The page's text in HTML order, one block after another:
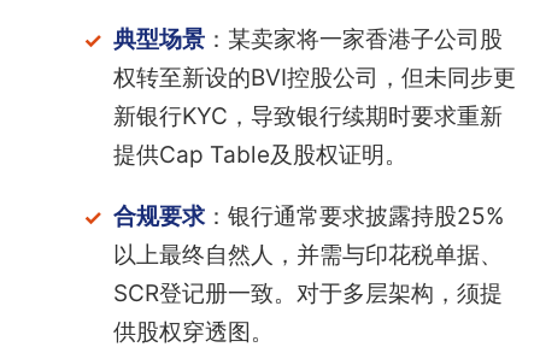
典型场景：某卖家将一家香港子公司股
权转至新设的BVI控股公司，但未同步更
新银行KYC，导致银行续期时要求重新
提供Cap Table及股权证明。
合规要求：银行通常要求披露持股25%
以上最终自然人，并需与印花税单据、
SCR登记册一致。对于多层架构，须提
供股权穿透图。